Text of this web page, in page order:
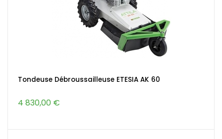
Tondeuse Débroussailleuse ETESIA AK 60
4 830,00 €